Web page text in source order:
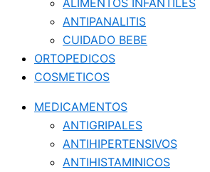
ANTIPANALITIS
CUIDADO BEBE
ORTOPEDICOS
COSMETICOS
MEDICAMENTOS
ANTIGRIPALES
ANTIHIPERTENSIVOS
ANTIHISTAMINICOS